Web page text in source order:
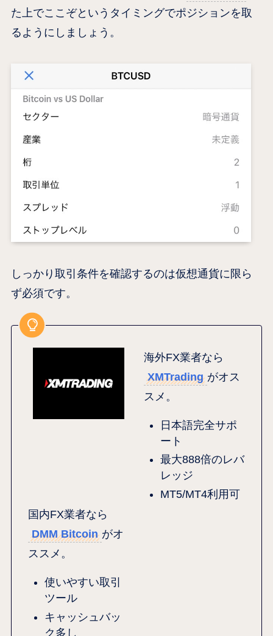
た上でここぞというタイミングでポジションを取
るようにしましょう。
しっかり取引条件を確認するのは仮想通貨に限ら
ず必須です。
海外FX業者なら
XMTrading がオス
スメ。
日本語完全サポ
ート
最大888倍のレバ
レッジ
MT5/MT4利用可
国内FX業者なら
DMM Bitcoin がオ
ススメ。
使いやすい取引
ツール
キャッシュバッ
ク多し